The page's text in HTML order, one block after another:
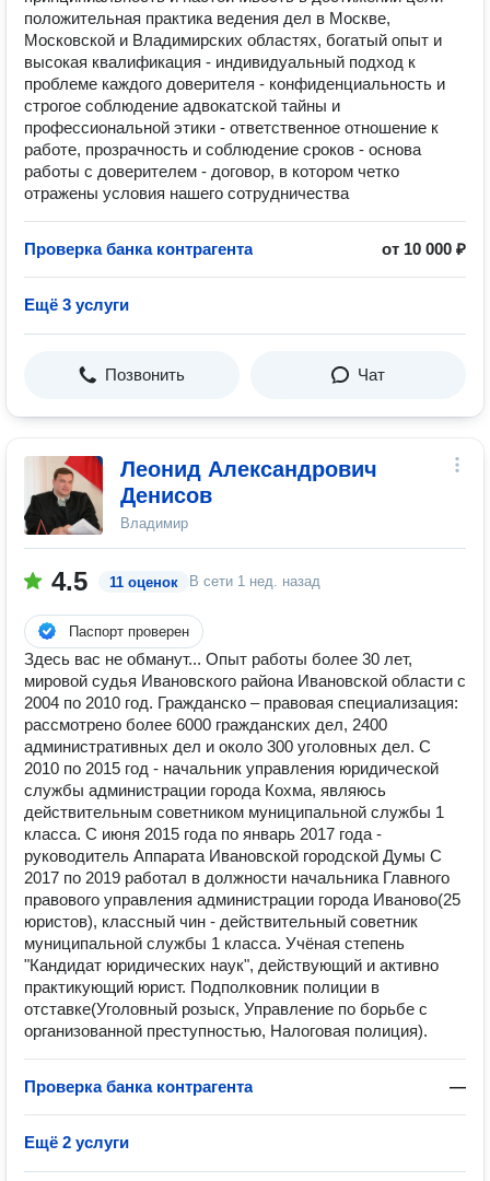
положительная практика ведения дел в Москве,
Московской и Владимирских областях, богатый опыт и
высокая квалификация - индивидуальный подход к
проблеме каждого доверителя - конфиденциальность и
строгое соблюдение адвокатской тайны и
профессиональной этики - ответственное отношение к
работе, прозрачность и соблюдение сроков - основа
работы с доверителем - договор, в котором четко
отражены условия нашего сотрудничества
Проверка банка контрагента от 10 000 ₽
Ещё 3 услуги
Позвонить Чат
Леонид Александрович
Денисов
Владимир
4.5 11 оценок В сети 1 нед. назад
Паспорт проверен
Здесь вас не обманут... Опыт работы более 30 лет,
мировой судья Ивановского района Ивановской области с
2004 по 2010 год. Гражданско – правовая специализация:
рассмотрено более 6000 гражданских дел, 2400
административных дел и около 300 уголовных дел. С
2010 по 2015 год - начальник управления юридической
службы администрации города Кохма, являюсь
действительным советником муниципальной службы 1
класса. С июня 2015 года по январь 2017 года -
руководитель Аппарата Ивановской городской Думы C
2017 по 2019 работал в должности начальника Главного
правового управления администрации города Иваново(25
юристов), классный чин - действительный советник
муниципальной службы 1 класса. Учёная степень
"Кандидат юридических наук", действующий и активно
практикующий юрист. Подполковник полиции в
отставке(Уголовный розыск, Управление по борьбе с
организованной преступностью, Налоговая полиция).
Проверка банка контрагента —
Ещё 2 услуги